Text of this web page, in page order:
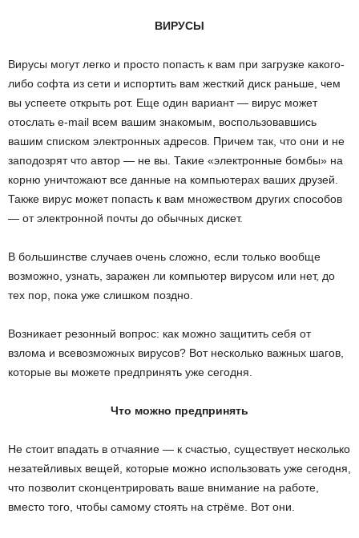
ВИРУСЫ
Вирусы могут легко и просто попасть к вам при загрузке какого-
либо софта из сети и испортить вам жесткий диск раньше, чем
вы успеете открыть рот. Еще один вариант — вирус может
отослать e-mail всем вашим знакомым, воспользовавшись
вашим списком электронных адресов. Причем так, что они и не
заподозрят что автор — не вы. Такие «электронные бомбы» на
корню уничтожают все данные на компьютерах ваших друзей.
Также вирус может попасть к вам множеством других способов
— от электронной почты до обычных дискет.
В большинстве случаев очень сложно, если только вообще
возможно, узнать, заражен ли компьютер вирусом или нет, до
тех пор, пока уже слишком поздно.
Возникает резонный вопрос: как можно защитить себя от
взлома и всевозможных вирусов? Вот несколько важных шагов,
которые вы можете предпринять уже сегодня.
Что можно предпринять
Не стоит впадать в отчаяние — к счастью, существует несколько
незатейливых вещей, которые можно использовать уже сегодня,
что позволит сконцентрировать ваше внимание на работе,
вместо того, чтобы самому стоять на стрёме. Вот они.